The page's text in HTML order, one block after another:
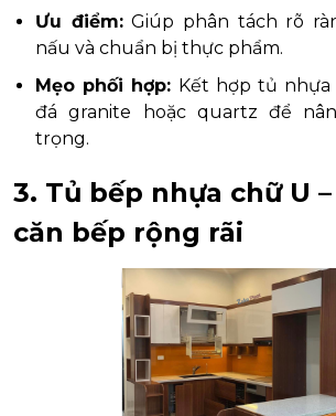
Ưu điểm:Giúp phân tách rõ
nấu và chuẩn bị thực phẩm.
Mẹo phối hợp: Kết hợp tủ nhựa
đá granite hoặc quartz để
trọng.
3. Tủ bếp nhựa chữ U
căn bếp rộng rãi